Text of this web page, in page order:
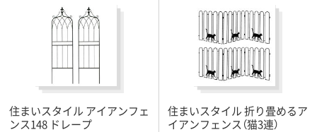
住まいスタイル アイアンフェ
ンス148 ドレープ
住まいスタイル 折り畳めるア
イアンフェンス（猫3連）